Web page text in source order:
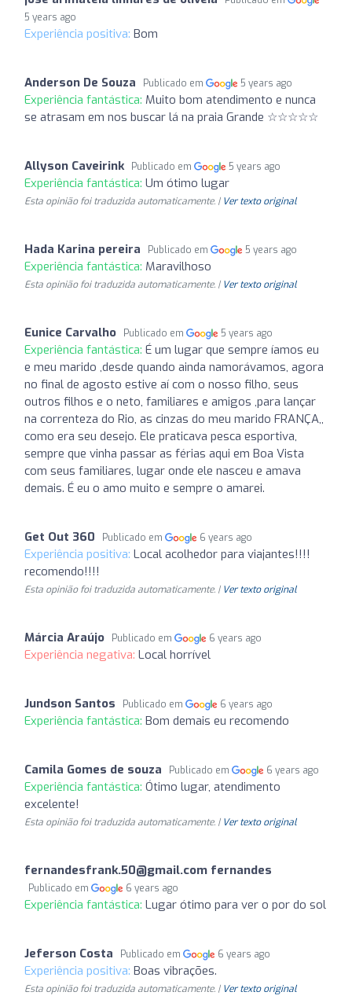
5 years ago
Experiência positiva: Bom
Anderson De Souza Publicado em 5 years ago
Experiência fantástica: Muito bom atendimento e nunca
se atrasam em nos buscar lá na praia Grande ☆☆☆☆☆
Allyson Caveirink Publicado em 5 years ago
Experiência fantástica: Um ótimo lugar
Esta opinião foi traduzida automaticamente. | Ver texto original
Hada Karina pereira Publicado em 5 years ago
Experiência fantástica: Maravilhoso
Esta opinião foi traduzida automaticamente. | Ver texto original
Eunice Carvalho Publicado em 5 years ago
Experiência fantástica: É um lugar que sempre íamos eu
e meu marido ,desde quando ainda namorávamos, agora
no final de agosto estive aí com o nosso filho, seus
outros filhos e o neto, familiares e amigos ,para lançar
na correnteza do Rio, as cinzas do meu marido FRANÇA,,
como era seu desejo. Ele praticava pesca esportiva,
sempre que vinha passar as férias aqui em Boa Vista
com seus familiares, lugar onde ele nasceu e amava
demais. É eu o amo muito e sempre o amarei.
Get Out 360 Publicado em 6 years ago
Experiência positiva: Local acolhedor para viajantes!!!!
recomendo!!!!
Esta opinião foi traduzida automaticamente. | Ver texto original
Márcia Araújo Publicado em 6 years ago
Experiência negativa: Local horrível
Jundson Santos Publicado em 6 years ago
Experiência fantástica: Bom demais eu recomendo
Camila Gomes de souza Publicado em 6 years ago
Experiência fantástica: Ótimo lugar, atendimento
excelente!
Esta opinião foi traduzida automaticamente. | Ver texto original
fernandesfrank.50@gmail.com fernandes
Publicado em 6 years ago
Experiência fantástica: Lugar ótimo para ver o por do sol
Jeferson Costa Publicado em 6 years ago
Experiência positiva: Boas vibrações.
Esta opinião foi traduzida automaticamente. | Ver texto original